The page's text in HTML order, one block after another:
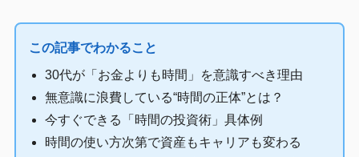
この記事でわかること
30代が「お金よりも時間」を意識すべき理由
無意識に浪費している“時間の正体”とは？
今すぐできる「時間の投資術」具体例
時間の使い方次第で資産もキャリアも変わる